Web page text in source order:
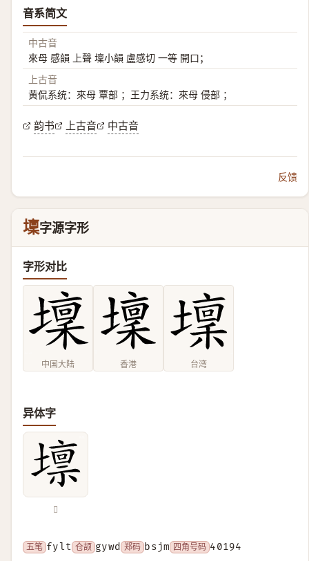
音系简文
中古音
來母 感韻 上聲 壈小韻 盧感切 一等 開口；
上古音
黄侃系统：來母 覃部 ；王力系统：來母 侵部 ；
韵书 上古音 中古音
反馈
壈字源字形
字形对比
中国大陆 香港 台湾
异体字
𡒄
五笔 fylt 仓颉 gywd 郑码 bsjm 四角号码 40194